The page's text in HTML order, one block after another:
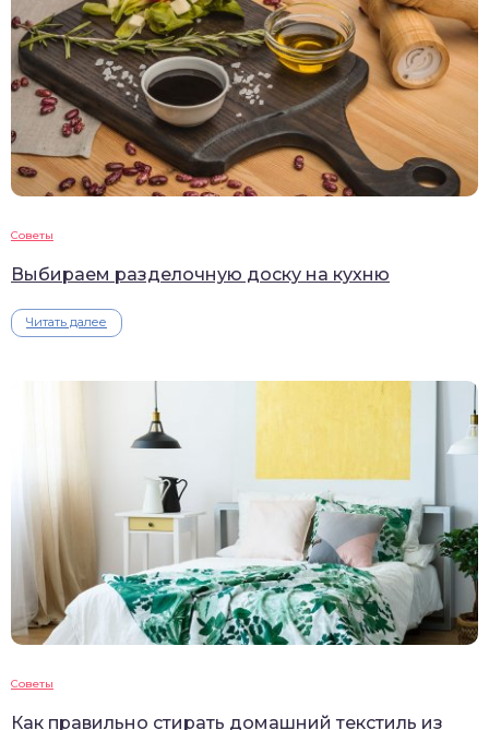
Советы
Выбираем разделочную доску на кухню
Читать далее
Советы
Как правильно стирать домашний текстиль из